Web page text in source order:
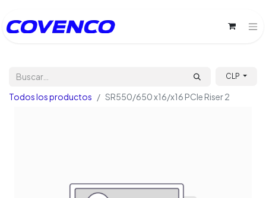
CLP
Todos los productos SR550/650 x16/x16 PCIe Riser 2